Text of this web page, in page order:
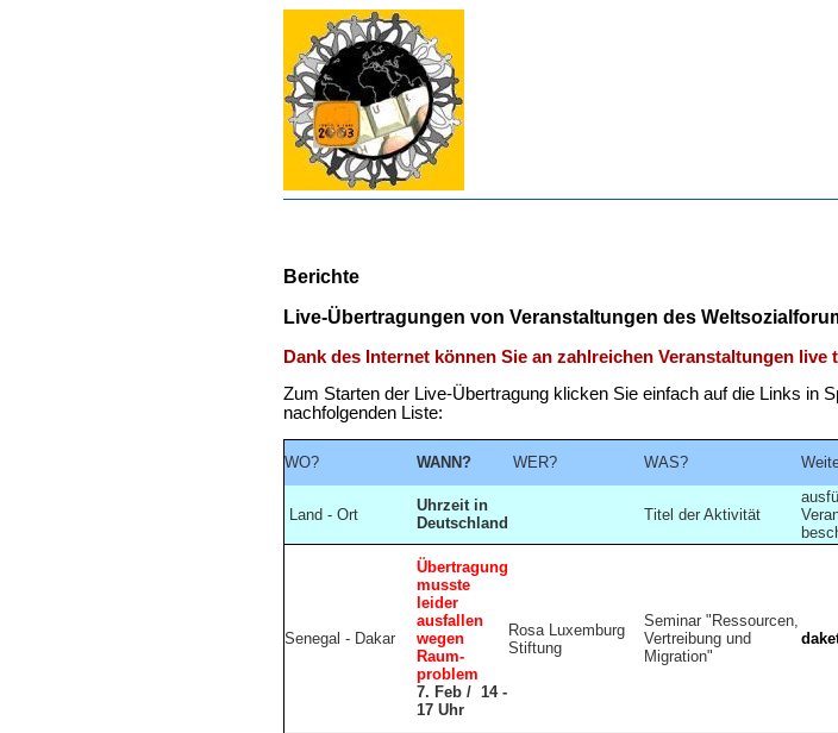
Berichte
Live-Übertragungen von Veranstaltungen des
Dank des Internet können Sie an zahlreichen Veranstaltungen
Zum Starten der Live-Übertragung klicken Sie einfach auf die Links in
nachfolgenden Liste:
WO? WANN? WER? WAS?
Land - Ort
Uhrzeit in
Deutschland
Titel der Aktivität
Senegal - Dakar
Übertragung
musste
leider
ausfallen
wegen
Raum-
problem
7. Feb / 14 -
17 Uhr
Rosa Luxemburg
Stiftung
Seminar "Ressourcen,
Vertreibung und
Migration"